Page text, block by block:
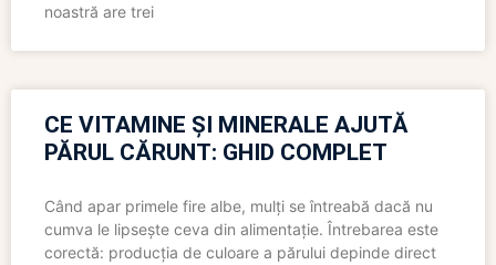
noastră are trei
CE VITAMINE ȘI MINERALE AJUTĂ
PĂRUL CĂRUNT: GHID COMPLET
Când apar primele fire albe, mulți se întreabă dacă nu
cumva le lipsește ceva din alimentație. Întrebarea este
corectă: producția de culoare a părului depinde direct